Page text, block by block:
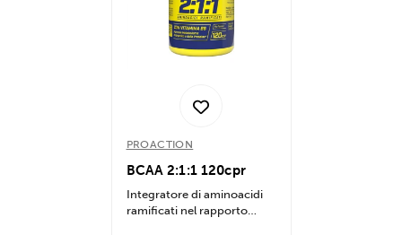
PROACTION
BCAA 2:1:1 120cpr
Integratore di aminoacidi
ramificati nel rapporto